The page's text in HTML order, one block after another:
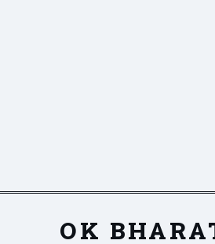
OK